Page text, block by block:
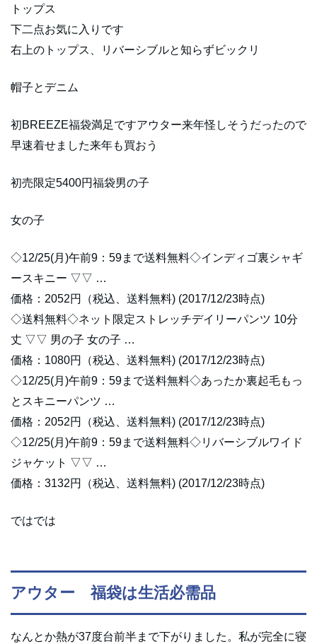
トップス
下二点お気に入りです
右上のトップス、リバーシブルと知らずビックリ
帽子とデニム
初BREEZE福袋満足ですアウター来年怪しそうだったので
早速着せました来年も買おう
初売限定5400円福袋男の子
女の子
◇12/25(月)午前9：59まで送料無料◇インディゴ裏シャギ
ースキニー ▽▽ …
価格：2052円（税込、送料無料) (2017/12/23時点)
◇送料無料◇ネット限定ストレッチデイリーパンツ 10分
丈 ▽▽ 男の子 女の子 …
価格：1080円（税込、送料無料) (2017/12/23時点)
◇12/25(月)午前9：59まで送料無料◇あったか裏起毛もっ
とスキニーパンツ …
価格：2052円（税込、送料無料) (2017/12/23時点)
◇12/25(月)午前9：59まで送料無料◇リバーシブルワイド
ジャケット ▽▽ …
価格：3132円（税込、送料無料) (2017/12/23時点)
ではでは
アウター 福袋は生活必需品
なんとか熱が37度台前半まで下がりました。私が完全に寝